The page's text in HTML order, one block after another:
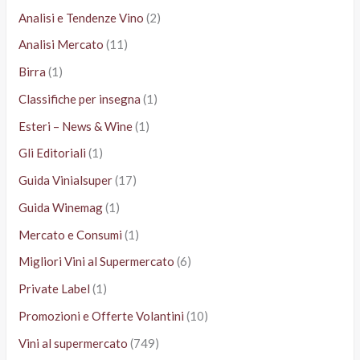
Analisi e Tendenze Vino (2)
Analisi Mercato (11)
Birra (1)
Classifiche per insegna (1)
Esteri – News & Wine(1)
Gli Editoriali (1)
Guida Vinialsuper(17)
Guida Winemag(1)
Mercato e Consumi (1)
Migliori Vini al Supermercato (6)
Private Label (1)
Promozioni e Offerte Volantini (10)
Vini al supermercato (749)